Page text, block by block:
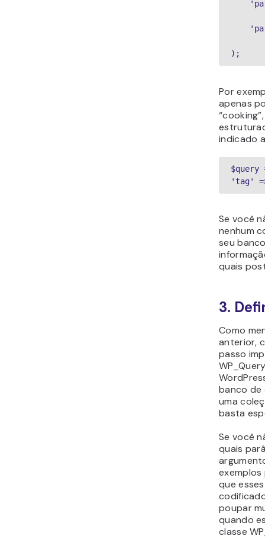
);
Por
apenas
indicado
$query
'tag'
Se você
nenhum
seu
quais
3.
Como
anterior,
passo
banco de
uma
basta
Se você
quais
exemplos
que
poupar
quando
classe